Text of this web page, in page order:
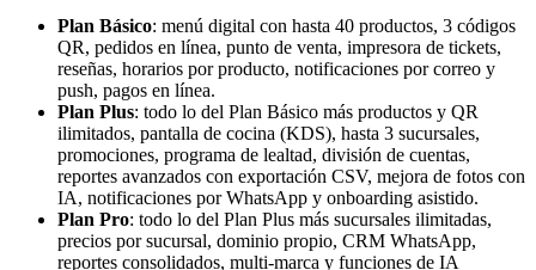
Plan Básico: menú digital con hasta 40 productos, 3 códigos
QR, pedidos en línea, punto de venta, impresora de tickets,
reseñas, horarios por producto, notificaciones por correo y
push, pagos en línea.
Plan Plus: todo lo del Plan Básico más productos y QR
ilimitados, pantalla de cocina (KDS), hasta 3 sucursales,
promociones, programa de lealtad, división de cuentas,
reportes avanzados con exportación CSV, mejora de fotos con
IA, notificaciones por WhatsApp y onboarding asistido.
Plan Pro: todo lo del Plan Plus más sucursales ilimitadas,
precios por sucursal, dominio propio, CRM WhatsApp,
reportes consolidados, multi-marca y funciones de IA